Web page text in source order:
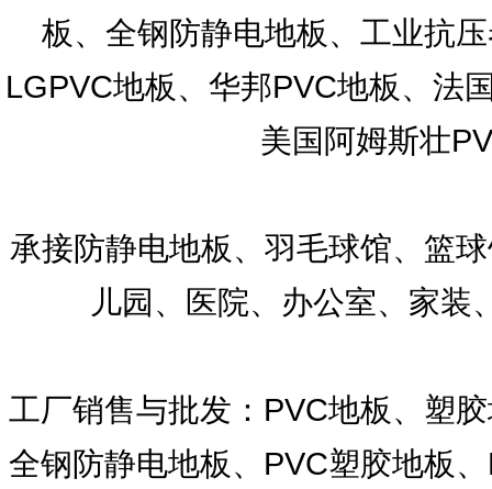
板、全钢防静电地板、工业抗
LGPVC地板、华邦PVC地板、法
美国阿姆斯壮
承接防静电地板、羽毛球馆、篮
儿园、医院、办公室、家装
工厂销售与批发：PVC地板、塑
全钢防静电地板、PVC塑胶地板